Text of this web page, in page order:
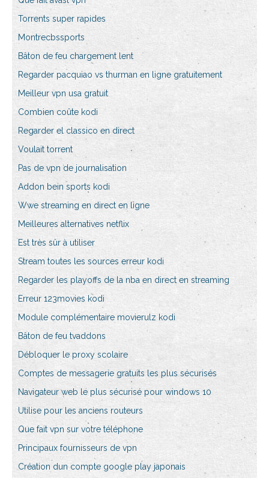
Torrents super rapides
Montrecbssports
Bâton de feu chargement lent
Regarder pacquiao vs thurman en ligne gratuitement
Meilleur vpn usa gratuit
Combien coûte kodi
Regarder el classico en direct
Voulait torrent
Pas de vpn de journalisation
Addon bein sports kodi
Wwe streaming en direct en ligne
Meilleures alternatives netflix
Est très sûr à utiliser
Stream toutes les sources erreur kodi
Regarder les playoffs de la nba en direct en streaming
Erreur 123movies kodi
Module complémentaire movierulz kodi
Bâton de feu tvaddons
Débloquer le proxy scolaire
Comptes de messagerie gratuits les plus sécurisés
Navigateur web le plus sécurisé pour windows 10
Utilise pour les anciens routeurs
Que fait vpn sur votre téléphone
Principaux fournisseurs de vpn
Création dun compte google play japonais